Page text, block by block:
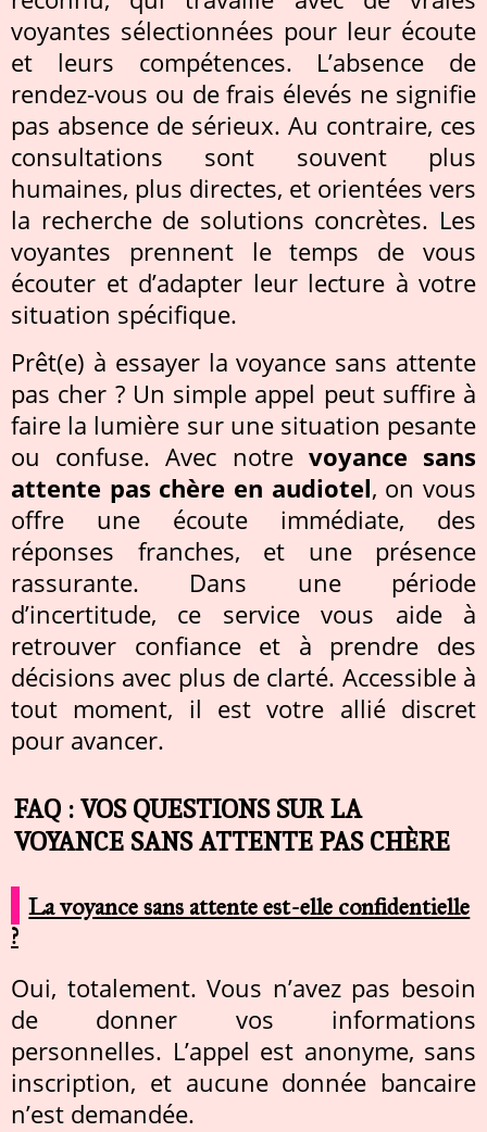
voyantes sélectionnées pour leur écoute
et leurs compétences. L’absence de
rendez-vous ou de frais élevés ne signifie
pas absence de sérieux. Au contraire, ces
consultations sont souvent plus
humaines, plus directes, et orientées vers
la recherche de solutions concrètes. Les
voyantes prennent le temps de vous
écouter et d’adapter leur lecture à votre
situation spécifique.
Prêt(e) à essayer la voyance sans attente
pas cher ? Un simple appel peut suffire à
faire la lumière sur une situation pesante
ou confuse. Avec notre voyance sans
attente pas chère en audiotel, on vous
offre une écoute immédiate, des
réponses franches, et une présence
rassurante. Dans une période
d’incertitude, ce service vous aide à
retrouver confiance et à prendre des
décisions avec plus de clarté. Accessible à
tout moment, il est votre allié discret
pour avancer.
FAQ : VOS QUESTIONS SUR LA
VOYANCE SANS ATTENTE PAS CHÈRE
La voyance sans attente est-elle confidentielle
?
Oui, totalement. Vous n’avez pas besoin
de donner vos informations
personnelles. L’appel est anonyme, sans
inscription, et aucune donnée bancaire
n’est demandée.